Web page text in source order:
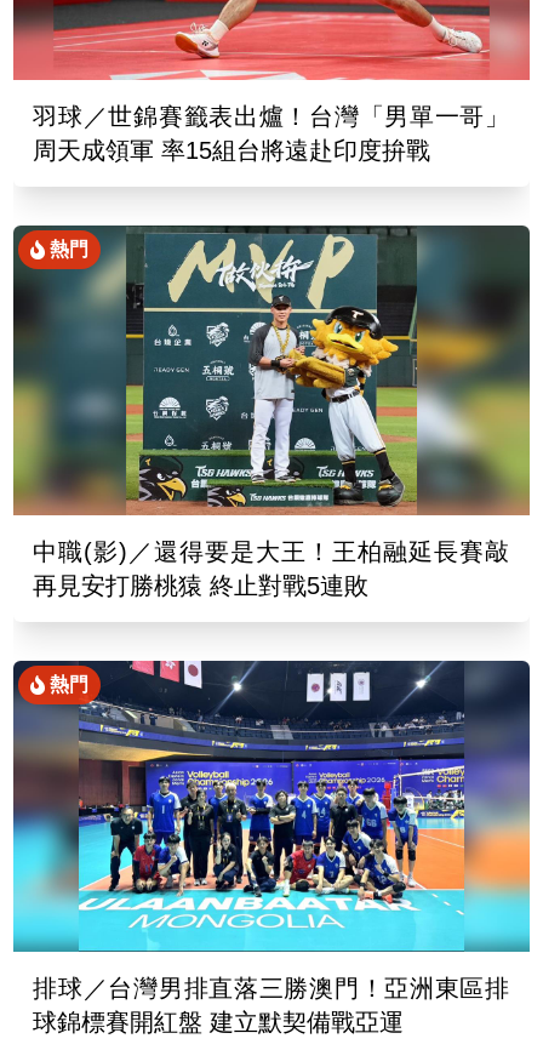
羽球／世錦賽籤表出爐！台灣「男單一哥」
周天成領軍 率15組台將遠赴印度拚戰
熱門
中職(影)／還得要是大王！王柏融延長賽敲
再見安打勝桃猿 終止對戰5連敗
熱門
排球／台灣男排直落三勝澳門！亞洲東區排
球錦標賽開紅盤 建立默契備戰亞運